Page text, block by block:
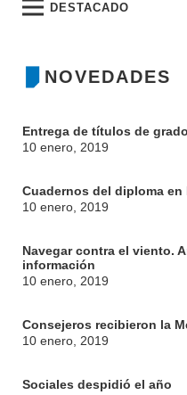
DESTACADO
NOVEDADES
Entrega de títulos de
10 enero, 2019
Cuadernos del diploma
10 enero, 2019
Navegar contra el viento.
información
10 enero, 2019
Consejeros recibieron la
10 enero, 2019
Sociales despidió el año